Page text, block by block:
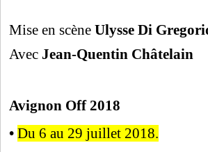
Mise en scène Ulysse Di
Avec Jean-Quentin Châtelain
Avignon Off 2018
• Du 6 au 29 juillet 2018.